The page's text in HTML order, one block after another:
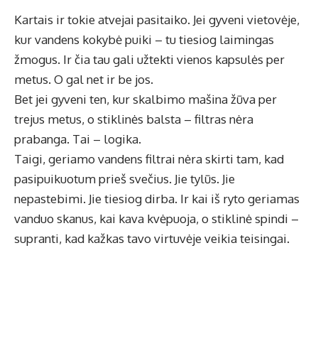
Kartais ir tokie atvejai pasitaiko. Jei gyveni vietovėje,
kur vandens kokybė puiki – tu tiesiog laimingas
žmogus. Ir čia tau gali užtekti vienos kapsulės per
metus. O gal net ir be jos.
Bet jei gyveni ten, kur skalbimo mašina žūva per
trejus metus, o stiklinės balsta – filtras nėra
prabanga. Tai – logika.
Taigi, geriamo vandens filtrai nėra skirti tam, kad
pasipuikuotum prieš svečius. Jie tylūs. Jie
nepastebimi. Jie tiesiog dirba. Ir kai iš ryto geriamas
vanduo skanus, kai kava kvėpuoja, o stiklinė spindi –
supranti, kad kažkas tavo virtuvėje veikia teisingai.